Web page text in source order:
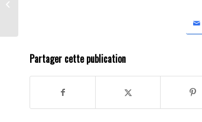
Partager cette publication